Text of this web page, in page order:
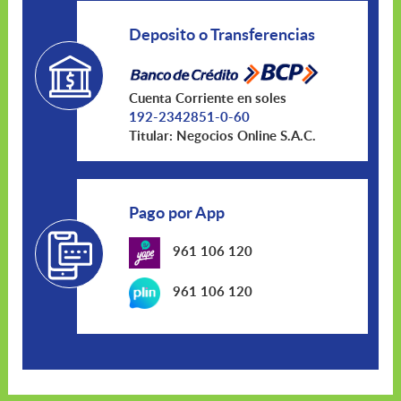
Deposito o Transferencias
Cuenta Corriente en soles
192-2342851-0-60
Titular: Negocios Online S.A.C.
Pago por App
961 106 120
961 106 120